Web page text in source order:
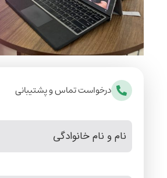
درخواست تماس و پشتیبانی